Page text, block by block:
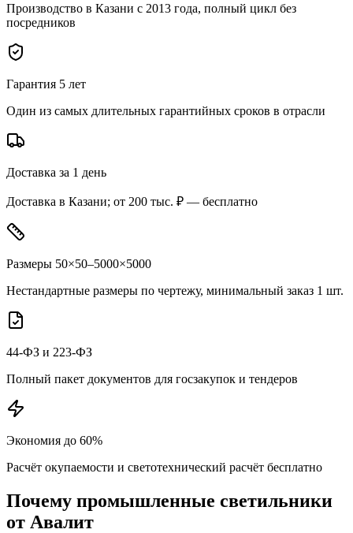
Производство в Казани с 2013 года, полный цикл без
посредников
Гарантия 5 лет
Один из самых длительных гарантийных сроков в отрасли
Доставка за 1 день
Доставка в Казани; от 200 тыс. ₽ — бесплатно
Размеры 50×50–5000×5000
Нестандартные размеры по чертежу, минимальный заказ 1 шт.
44-ФЗ и 223-ФЗ
Полный пакет документов для госзакупок и тендеров
Экономия до 60%
Расчёт окупаемости и светотехнический расчёт бесплатно
Почему промышленные светильники
от Авалит